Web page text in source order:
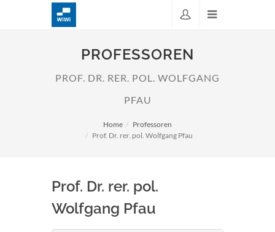
PROFESSOREN
PROF. DR. RER. POL. WOLFGANG
PFAU
Home
Professoren
Prof. Dr. rer. pol. Wolfgang Pfau
Prof. Dr. rer. pol.
Wolfgang Pfau